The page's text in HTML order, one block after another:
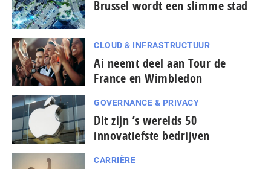
Brussel wordt een slimme stad
CLOUD & INFRASTRUCTUUR
Ai neemt deel aan Tour de
France en Wimbledon
GOVERNANCE & PRIVACY
Dit zijn ’s werelds 50
innovatiefste bedrijven
CARRIÈRE